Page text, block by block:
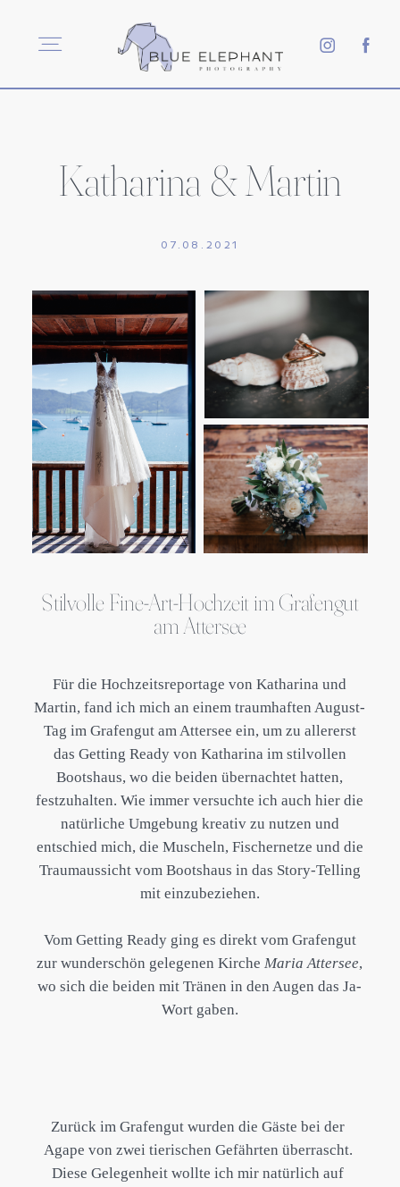
Katharina & Martin
07.08.2021
Stilvolle Fine-Art-Hochzeit im Grafengut
am Attersee
Zurück im Grafengut wurden die Gäste bei der
Agape von zwei tierischen Gefährten überrascht.
Diese Gelegenheit wollte ich mir natürlich auf
Für die Hochzeitsreportage von Katharina und
Martin, fand ich mich an einem traumhaften August-
Tag im Grafengut am Attersee ein, um zu allererst
das Getting Ready von Katharina im stilvollen
Bootshaus, wo die beiden übernachtet hatten,
festzuhalten. Wie immer versuchte ich auch hier die
natürliche Umgebung kreativ zu nutzen und
entschied mich, die Muscheln, Fischernetze und die
Traumaussicht vom Bootshaus in das Story-Telling
mit einzubeziehen.
Vom Getting Ready ging es direkt vom Grafengut
zur wunderschön gelegenen KircheMaria Attersee,
wo sich die beiden mit Tränen in den Augen das Ja-
Wort gaben.